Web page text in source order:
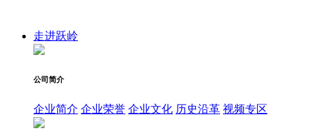
走进跃岭
公司简介
企业简介 企业荣誉 企业文化 历史沿革 视频专区